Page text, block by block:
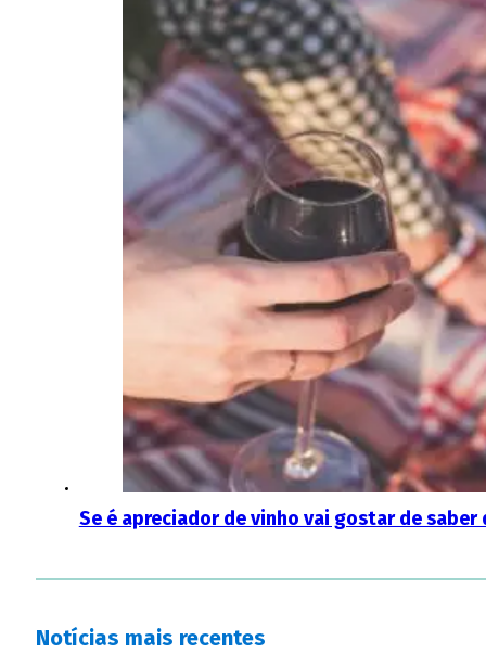
Se é apreciador de vinho vai gostar de
Notícias mais recentes